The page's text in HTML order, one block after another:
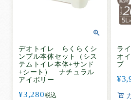
こまめに交換して使う
お留守番で使う
お出かけで使う
デオトイレ らくらくシ
ンプル本体セット（シス
テムトイレ本体+サンド
+シート） ナチュラル
アイボリー
¥3,280税込
ラ
オ
プ
¥